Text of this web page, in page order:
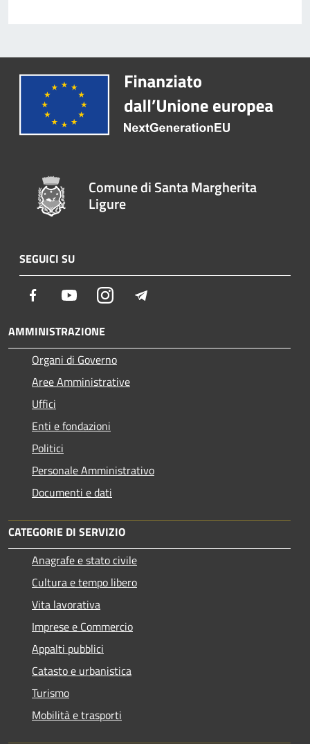
Comune di Santa Margherita
Ligure
SEGUICI SU
Facebook YoutubeInstagram
AMMINISTRAZIONE
Organi di Governo
Aree Amministrative
Uffici
Enti e fondazioni
Politici
Personale Amministrativo
Documenti e dati
CATEGORIE DI SERVIZIO
Anagrafe e stato civile
Cultura e tempo libero
Vita lavorativa
Imprese e Commercio
Appalti pubblici
Catasto e urbanistica
Turismo
Mobilità e trasporti